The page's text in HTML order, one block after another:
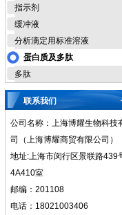
指示剂
缓冲液
分析滴定用标准溶液
蛋白质及多肽
多肽
联系我们
公司名称：上海博耀生物科技
司（上海博耀商贸有限公司）
地址:上海市闵行区景联路439
4A410室
邮编：201108
电话：18021003406